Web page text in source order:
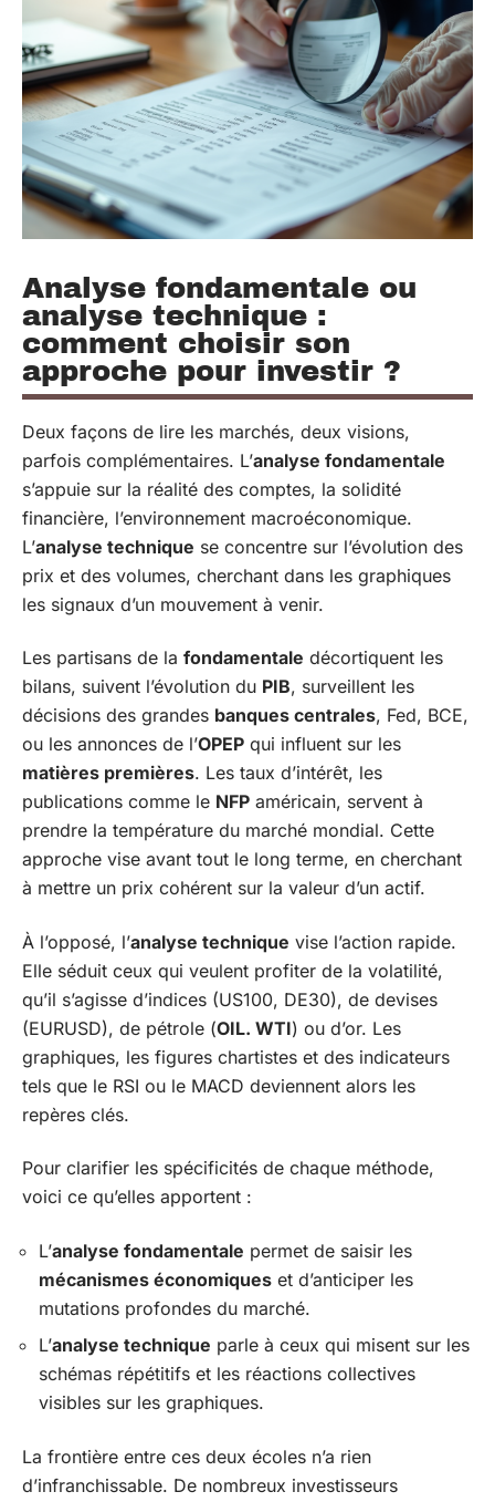
Analyse fondamentale ou
analyse technique :
comment choisir son
approche pour investir ?
Deux façons de lire les marchés, deux visions,
parfois complémentaires. L’analyse fondamentale
s’appuie sur la réalité des comptes, la solidité
financière, l’environnement macroéconomique.
L’analyse technique se concentre sur l’évolution des
prix et des volumes, cherchant dans les graphiques
les signaux d’un mouvement à venir.
Les partisans de la fondamentale décortiquent les
bilans, suivent l’évolution du PIB, surveillent les
décisions des grandes banques centrales, Fed, BCE,
ou les annonces de l’OPEP qui influent sur les
matières premières. Les taux d’intérêt, les
publications comme le NFP américain, servent à
prendre la température du marché mondial. Cette
approche vise avant tout le long terme, en cherchant
à mettre un prix cohérent sur la valeur d’un actif.
À l’opposé, l’analyse technique vise l’action rapide.
Elle séduit ceux qui veulent profiter de la volatilité,
qu’il s’agisse d’indices (US100, DE30), de devises
(EURUSD), de pétrole (OIL. WTI) ou d’or. Les
graphiques, les figures chartistes et des indicateurs
tels que le RSI ou le MACD deviennent alors les
repères clés.
Pour clarifier les spécificités de chaque méthode,
voici ce qu’elles apportent :
L’analyse fondamentale permet de saisir les
mécanismes économiques et d’anticiper les
mutations profondes du marché.
L’analyse technique parle à ceux qui misent sur les
schémas répétitifs et les réactions collectives
visibles sur les graphiques.
La frontière entre ces deux écoles n’a rien
d’infranchissable. De nombreux investisseurs